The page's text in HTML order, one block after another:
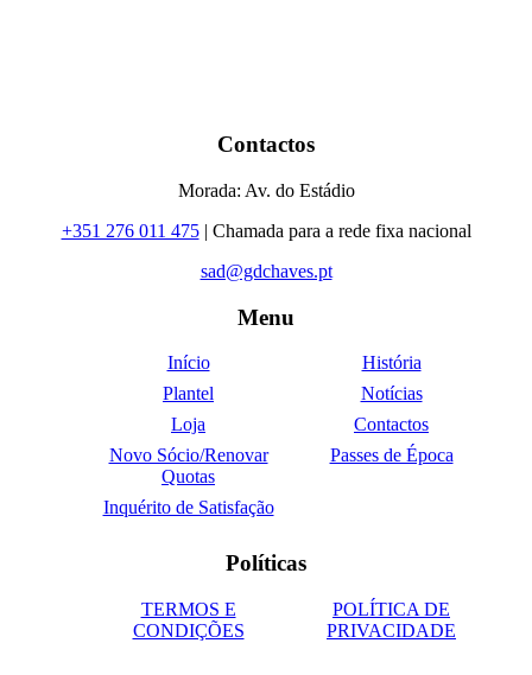
Contactos
Morada: Av. do Estádio
+351 276 011 475| Chamada para a rede fixa nacional
sad@gdchaves.pt
Menu
Início
História
Plantel
Notícias
Loja
Contactos
Novo Sócio/Renovar
Quotas
Passes de Época
Inquérito de Satisfação
Políticas
TERMOS E
CONDIÇÕES
POLÍTICA DE
PRIVACIDADE